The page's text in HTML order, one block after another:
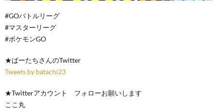
#GOバトルリーグ
#マスターリーグ
#ポケモンGO
★ばーたちさんのTwitter
Tweets by batachi23
★Twitterアカウント フォローお願いします
ここ丸